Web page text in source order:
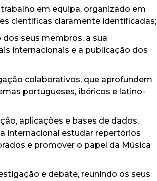
em equipa, organizado em
científicas claramente identificadas;
seus membros, a sua
internacionais e a publicação dos
colaborativos, que aprofundem
portugueses, ibéricos e latino-
aplicações e bases de dados,
internacional estudar repertórios
e promover o papel da Música
e debate, reunindo os seus